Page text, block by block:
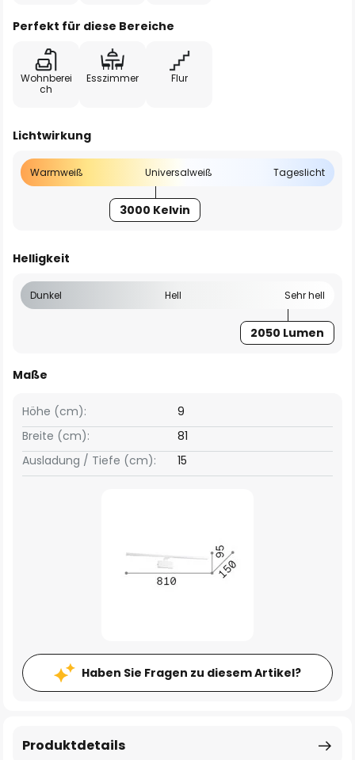
Perfekt für diese Bereiche
Wohnberei
ch
Esszimmer Flur
Lichtwirkung
Warmweiß Universalweiß Tageslicht
3000 Kelvin
Helligkeit
Dunkel Hell Sehr hell
2050 Lumen
Maße
Breite (cm): 81
Höhe (cm): 9
Ausladung / Tiefe (cm): 15
Haben Sie Fragen zu diesem Artikel?
Produktdetails